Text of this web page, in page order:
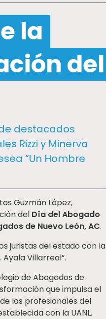
la
del
destacados
Rizzi y Minerva
“Un Hombre
Guzmán López,
del Día del Abogado
de Nuevo León, AC.
juristas del estado con la
Villarreal”.
de Abogados de
que impulsa el
los profesionales del
con la UANL.